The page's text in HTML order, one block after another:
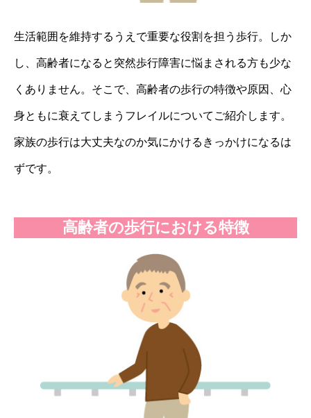
生活範囲を維持するうえで重要な役割を担う歩行。しか
し、高齢者になると突然歩行障害に悩まされる方も少な
くありません。そこで、高齢者の歩行の特徴や原因、心
身ともに衰えてしまうフレイルについてご紹介します。
家族の歩行は大丈夫なのか気にかけるきっかけになるは
ずです。
高齢者の歩行における特徴